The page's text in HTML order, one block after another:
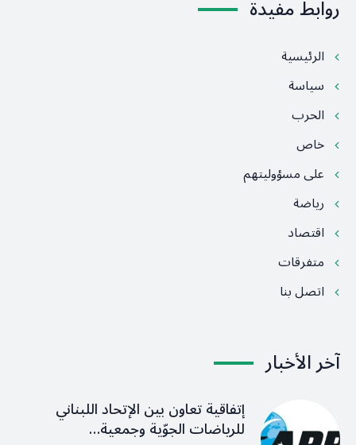
روابط مفيدة
الرئيسية
سياسة
الحرب
خاص
على مسؤوليتهم
رياضة
اقتصاد
متفرقات
اتصل بنا
آخر الأخبار
إتفاقية تعاون بين الإتحاد اللبناني
للرياضات الجوّية وجمعية…